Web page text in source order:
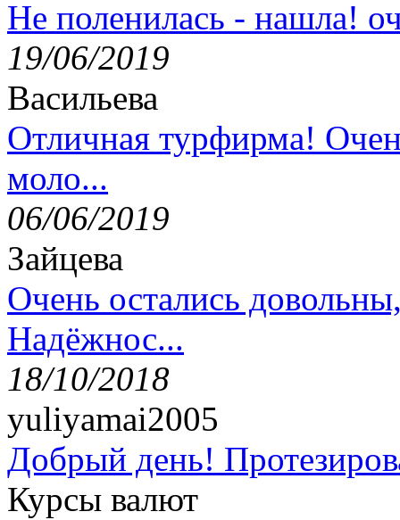
Не поленилась - нашла!
19/06/2019
Васильева
Отличная турфирма!
моло...
06/06/2019
Зайцева
Очень остались
Надёжнос...
18/10/2018
yuliyamai2005
Добрый день!
Курсы валют